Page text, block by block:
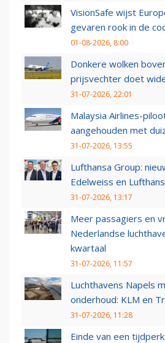
VisionSafe wijst
gevaren rook in de
01-08-2026, 8:00
Donkere wolken
prijsvechter doet
31-07-2026, 22:01
Malaysia Airlines-
aangehouden met
31-07-2026, 13:55
Lufthansa Group:
Edelweiss en
31-07-2026, 13:17
Meer passagiers en
Nederlandse
kwartaal
31-07-2026, 11:57
Luchthavens Napels
onderhoud: KLM en
31-07-2026, 11:28
Einde van een